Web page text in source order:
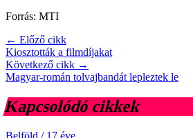
Forrás: MTI
← Előző cikk
Kiosztották a filmdíjakat
Következő cikk →
Magyar-román tolvajbandát lepleztek le
Kapcsolódó cikkek
Belföld / 17 éve